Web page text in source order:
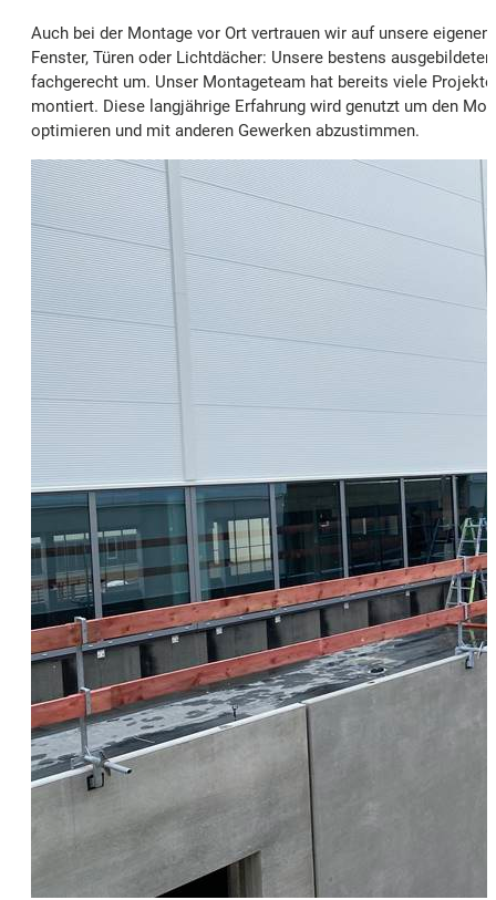
Auch bei der Montage vor Ort vertrauen wir auf unsere
Fenster, Türen oder Lichtdächer: Unsere bestens
fachgerecht um. Unser Montageteam hat bereits viele
montiert. Diese langjährige Erfahrung wird genutzt um den
optimieren und mit anderen Gewerken abzustimmen.